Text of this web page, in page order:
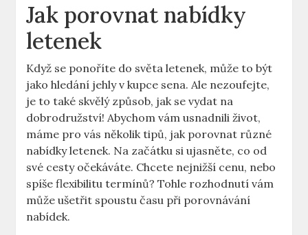
Jak porovnat nabídky
letenek
Když se ponoříte do světa letenek, může to být
jako hledání jehly v kupce sena. Ale nezoufejte,
je to také skvělý způsob, jak se vydat na
dobrodružství! Abychom vám usnadnili život,
máme pro vás několik tipů, jak porovnat různé
nabídky letenek. Na začátku si ujasněte, co od
své cesty očekáváte. Chcete nejnižší cenu, nebo
spíše flexibilitu termínů? Tohle rozhodnutí vám
může ušetřit spoustu času při porovnávání
nabídek.